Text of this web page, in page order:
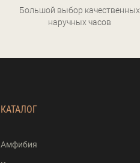
Большой выбор качественных
наручных часов
КАТАЛОГ
Амфибия